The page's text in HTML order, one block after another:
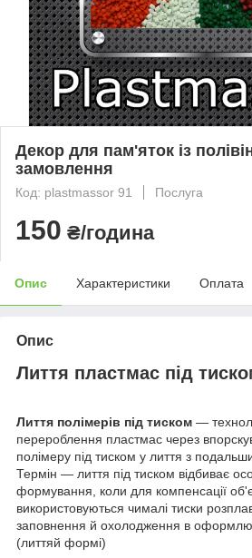
Декор для пам'яток із
замовлення
Код: plastmassor 91 Послуга
150 ₴/година
Опис Характеристики Оплата
Опис
Лиття пластмас під
Лиття полімерів під тиском —
перероблення пластмас через
полімеру під тиском у лиття з
Термін — лиття під тиском відбиває
формування, коли для компенсації
використовуються чималі тиски
заповнення й охолодження в
(литтяй формі)